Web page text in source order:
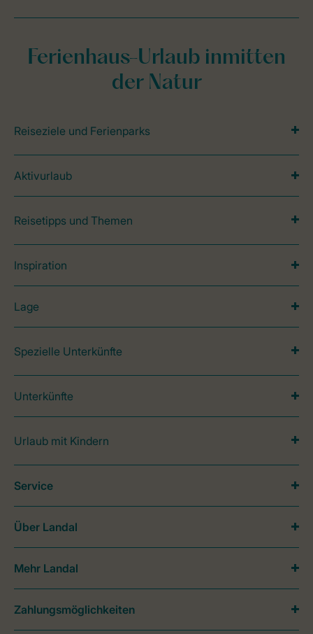
Ferienhaus-Urlaub inmitten
der Natur
Reiseziele und Ferienparks
Aktivurlaub
Reisetipps und Themen
Inspiration
Lage
Spezielle Unterkünfte
Unterkünfte
Urlaub mit Kindern
Service
Über Landal
Mehr Landal
Zahlungsmöglichkeiten